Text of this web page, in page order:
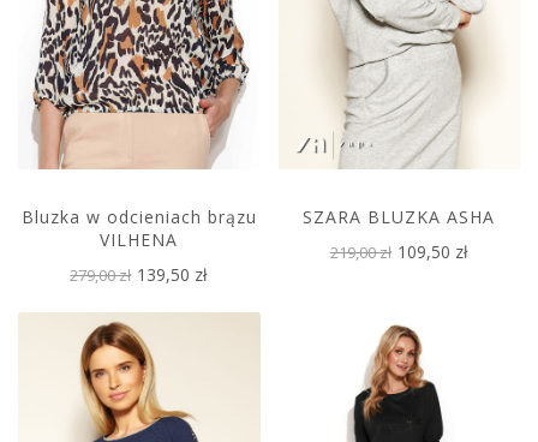
Bluzka w odcieniach brązu
VILHENA
279,00 zł 139,50 zł
SZARA BLUZKA ASHA
219,00 zł 109,50 zł